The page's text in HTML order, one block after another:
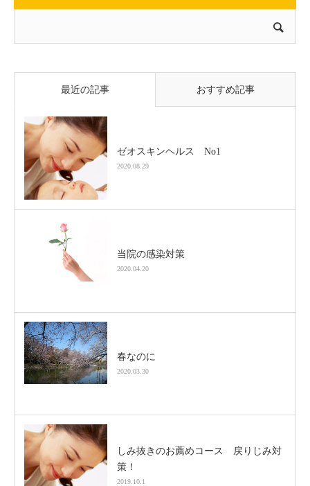
最近の記事 おすすめ記事
ゼオスキンヘルス No1
2020.08.29
当院の感染対策
2020.04.20
春なのに
2020.03.30
しみ抜きのお薦めコース 戻りじみ対
策！
2019.10.1